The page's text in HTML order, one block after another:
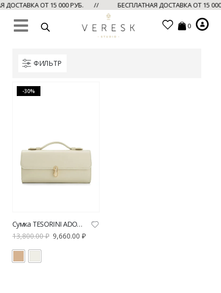
ДОСТАВКА ОТ 15 000 РУБ. // БЕСПЛАТНАЯ ДОСТАВКА ОТ 15
0
ФИЛЬТР
-30%
Сумка TESORINI ADORA из натуральной кожи | VERESK studio
13,800.00₽ 9,660.00 ₽